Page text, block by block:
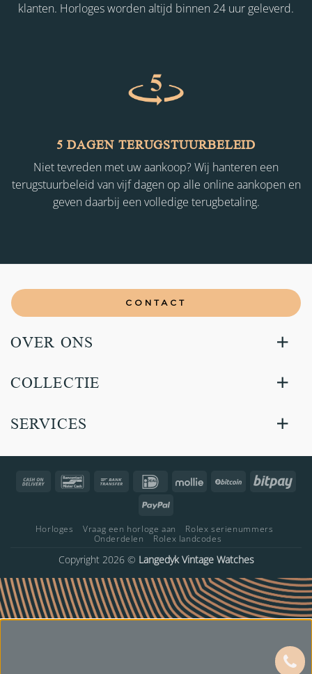
klanten. Horloges worden altijd binnen 24 uur geleverd.
5 DAGEN TERUGSTUURBELEID
Niet tevreden met uw aankoop? Wij hanteren een
terugstuurbeleid van vijf dagen op alle online aankopen en
geven daarbij een volledige terugbetaling.
CONTACT
OVER ONS
COLLECTIE
SERVICES
Cash
Bancontact Bank
IDeal Mollie BitCoin
PayPal
Horloges Vraag een horloge aan
Rolex serienummers
Onderdelen
Rolex landcodes
Copyright 2026 © Langedyk Vintage Watches